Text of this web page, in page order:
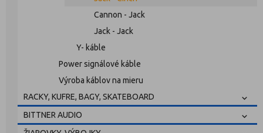
Cannon - Jack
Jack - Jack
Y- káble
Power signálové káble
Výroba káblov na mieru
RACKY, KUFRE, BAGY, SKATEBOARD
BITTNER AUDIO